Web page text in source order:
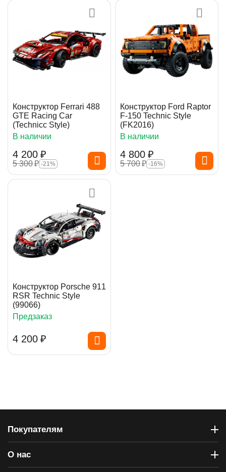
Конструктор Ferrari 488
GTE Racing Car
(Technicc Style)
В наличии
4 200 ₽
5 300₽ -21%
Конструктор Ford Raptor
F-150 Technic Style
(FK2016)
В наличии
4 800 ₽
5 700₽ -16%
Конструктор Porsche 911
RSR Technic Style
(99066)
Предзаказ
4 200 ₽
Покупателям
О нас